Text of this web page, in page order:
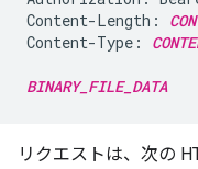
Content-Length:
Content-Type:
BINARY_FILE_DATA
リクエストは、次の